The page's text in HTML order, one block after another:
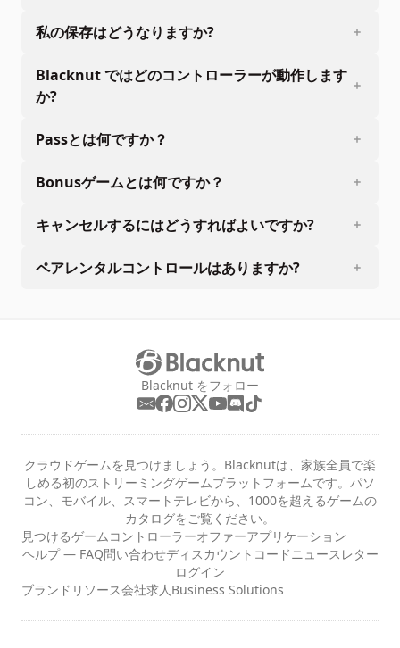
私の保存はどうなりますか?
Blacknut ではどのコントローラーが動作します
か?
Passとは何ですか？
Bonusゲームとは何ですか？
キャンセルするにはどうすればよいですか?
ペアレンタルコントロールはありますか?
Blacknut をフォロー
クラウドゲームを見つけましょう。Blacknutは、家族全員で楽
しめる初のストリーミングゲームプラットフォームです。パソ
コン、モバイル、スマートテレビから、1000を超えるゲームの
カタログをご覧ください。
見つけるゲーム コントローラーオファーアプリケーション
ヘルプ — FAQ問い合わせディスカウントコード ニュースレター
ログイン
ブランドリソース会社求人 Business Solutions